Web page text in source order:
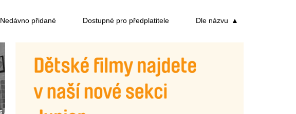
Nedávno přidané Dostupné pro předplatitele Dle názvu